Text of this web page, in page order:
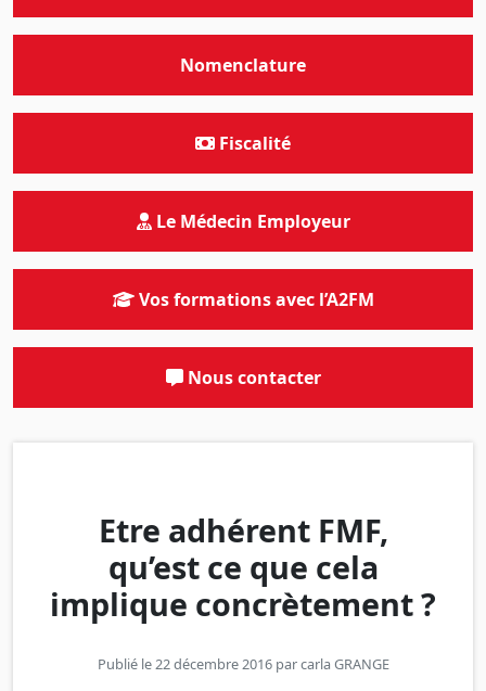
Etre adhérent FMF,
qu’est ce que cela
implique concrètement ?
Publié le 22 décembre 2016 parcarla GRANGE
Nomenclature
Fiscalité
Le Médecin Employeur
Vos formations avec l’A2FM
Nous contacter